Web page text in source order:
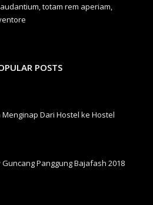
totam rem aperiam,
POSTS
Dari Hostel ke Hostel
Panggung Bajafash 2018